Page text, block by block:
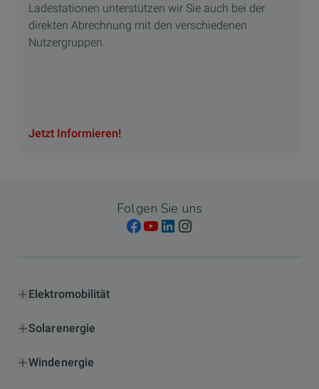
Ladestationen unterstützen wir Sie auch bei der
direkten Abrechnung mit den verschiedenen
Nutzergruppen.
Jetzt Informieren!
Folgen Sie uns
Elektromobilität
Solarenergie
Windenergie